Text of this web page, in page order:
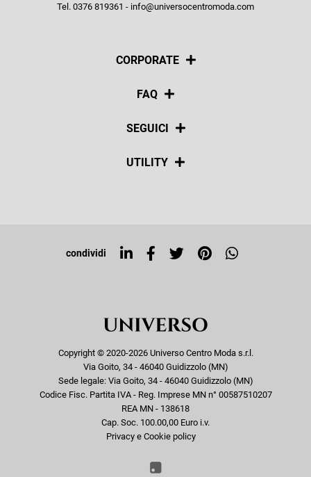
Tel. 0376 819361 - info@universocentromoda.com
CORPORATE
Chi siamo
FAQ
Pagamenti
SEGUICI
Social
UTILITY
Top ricerche
condividi
Copyright © 2020-2026 Universo Centro Moda s.r.l.
Via Goito, 34 - 46040 Guidizzolo (MN)
Sede legale: Via Goito, 34 - 46040 Guidizzolo (MN)
Codice Fisc. Partita IVA - Reg. Imprese MN n° 00587510207
REA MN - 138618
Cap. Soc. 100.00,00 Euro i.v.
Privacy e Cookie policy